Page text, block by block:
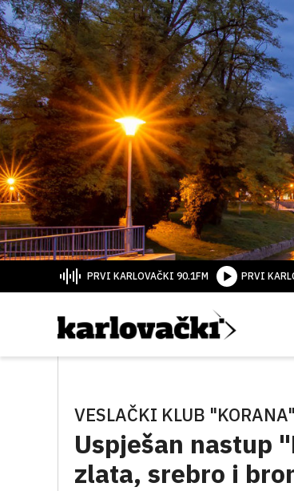
PRVI KARLOVAČKI 90.1FM PRVI
VESLAČKI KLUB "KORANA"
Uspješan nastup
zlata, srebro i